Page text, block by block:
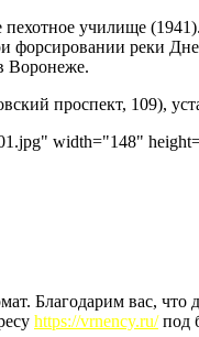
училище
форсировании реки
Воронеже.
проспект, 109),
width="148"
Благодарим вас,
https://vrnency.ru/под